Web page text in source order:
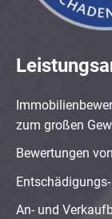
zum großen
Bewertungen
An- und